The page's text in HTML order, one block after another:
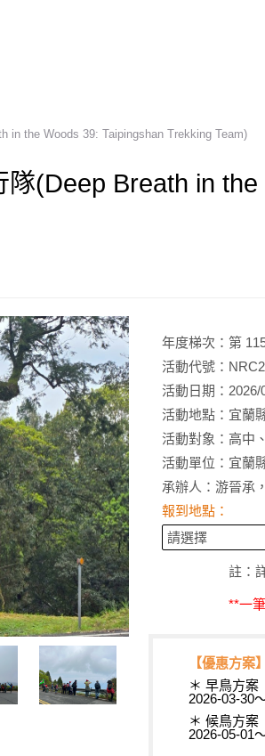
in the Woods 39: Taipingshan Trekking Team)
(Deep Breath in
年度梯次：第
活動代號：
活動日期：2026/
活動地點：宜蘭
活動對象：高中
活動單位：宜蘭
承辦人：游晉承
報到地點：
註：
**一
【優惠方案】
＊ 早鳥方案
2026-03-30
＊ 候鳥方案
2026-05-01